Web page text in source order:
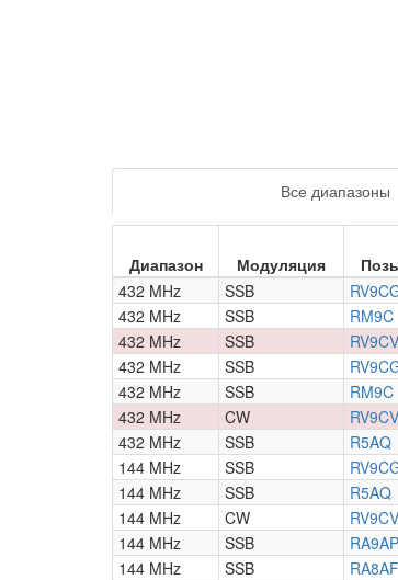
Все диапазоны
Диапазон Модуляция
432 MHz
SSB
432 MHz
SSB RM9C
432 MHz
SSB
432 MHz
SSB
432 MHz
SSB RM9C
432 MHz
CW
432 MHz
SSB R5AQ
144 MHz
SSB
144 MHz
SSB R5AQ
144 MHz
CW
144 MHz
SSB
144 MHz
SSB RA8AF